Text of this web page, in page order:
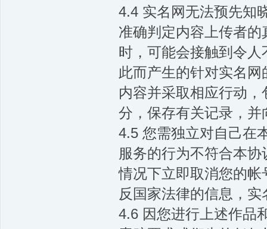
4.4 实名网无法预先知
准确判定内容上传者
时，可能会接触到令
此而产生的针对实名
内容并采取相应行动
分，保存有关记录，
4.5 您需独立对自己在
服务的行为不符合本
情况下立即取消您的
反国家法律的信息，
4.6 因您进行上述作品